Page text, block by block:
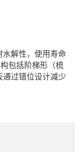
解性，使用寿命
过错位设计减少
分，满足高精度